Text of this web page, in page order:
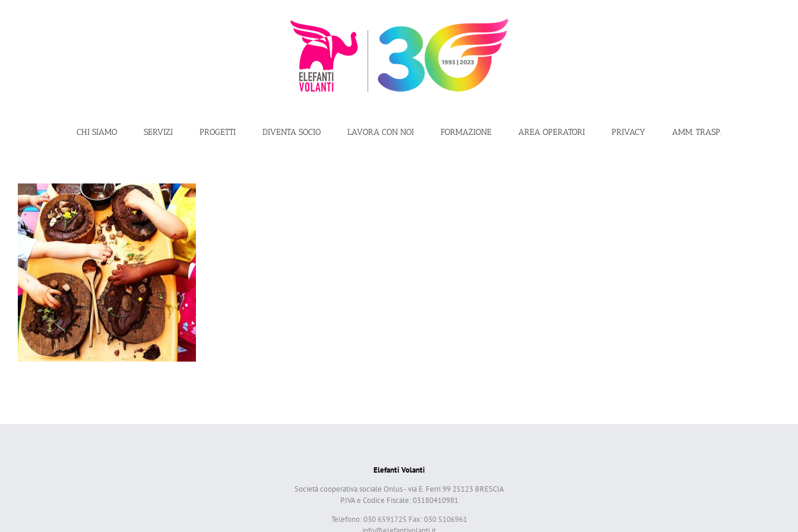
CHI SIAMO SERVIZI PROGETTI DIVENTA SOCIO LAVORA CON NOI FORMAZIONE AREA OPERATORI PRIVACY AMM. TRASP.
Elefanti Volanti
Società cooperativa sociale Onlus - via E. Ferri 99 25123 BRESCIA
P.IVA e Codice Fiscale: 03180410981
Telefono: 030 6591725 Fax: 030 5106961